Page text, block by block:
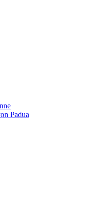
Padua